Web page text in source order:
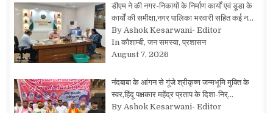
डीएम ने की नगर-निकायों के निर्माण कार्यों एवं डूडा के
कार्यों की समीक्षा,नगर पालिका भरवारी सहित कई न…
By Ashok Kesarwani- Editor
In कौशाम्बी, जन समस्या, प्रशासन
August 7, 2026
नंदबाबा के आंगन से गूंजे श्रीकृष्ण जन्मभूमि मुक्ति के
स्वर,हिंदू पक्षकार महेंद्र प्रताप के दिशा-निर्…
By Ashok Kesarwani- Editor